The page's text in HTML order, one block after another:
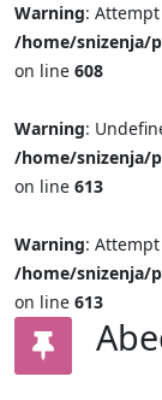
Warning:
/home/snizenja/
on line 608
Warning:
/home/snizenja/
on line 613
Warning:
/home/snizenja/
on line 613